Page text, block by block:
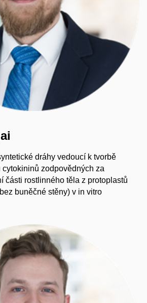
dráhy vedoucí k tvorbě
zodpovědných za
části rostlinného těla z protoplastů
buněčné stěny) v in vitro